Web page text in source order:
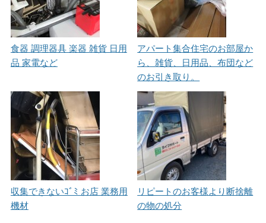
食器 調理器具 楽器 雑貨 日用
品 家電など
アパート集合住宅のお部屋か
ら、雑貨、日用品、布団など
のお引き取り。
収集できないｺﾞﾐ お店 業務用
機材
リピートのお客様より断捨離
の物の処分